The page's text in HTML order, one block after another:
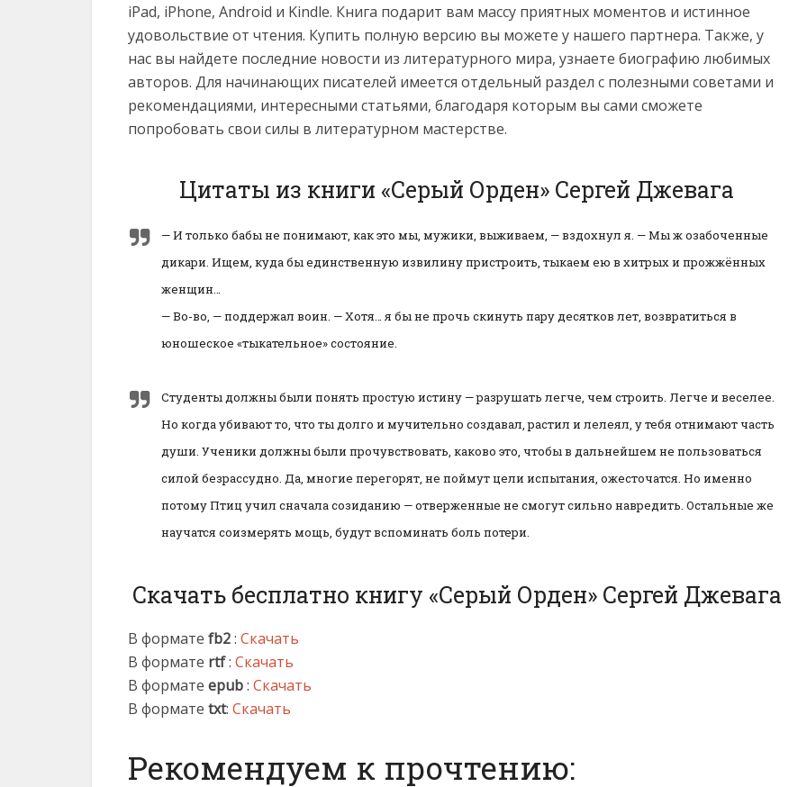
iPad, iPhone, Android и Kindle. Книга подарит вам массу приятных моментов и истинное
удовольствие от чтения. Купить полную версию вы можете у нашего партнера. Также, у
нас вы найдете последние новости из литературного мира, узнаете биографию любимых
авторов. Для начинающих писателей имеется отдельный раздел с полезными советами и
рекомендациями, интересными статьями, благодаря которым вы сами сможете
попробовать свои силы в литературном мастерстве.
Цитаты из книги «Серый Орден» Сергей Джевага
— И только бабы не понимают, как это мы, мужики, выживаем, — вздохнул я. — Мы ж озабоченные
дикари. Ищем, куда бы единственную извилину пристроить, тыкаем ею в хитрых и прожжённых
женщин…
— Во-во, — поддержал воин. — Хотя… я бы не прочь скинуть пару десятков лет, возвратиться в
юношеское «тыкательное» состояние.
Студенты должны были понять простую истину — разрушать легче, чем строить. Легче и веселее.
Но когда убивают то, что ты долго и мучительно создавал, растил и лелеял, у тебя отнимают часть
души. Ученики должны были прочувствовать, каково это, чтобы в дальнейшем не пользоваться
силой безрассудно. Да, многие перегорят, не поймут цели испытания, ожесточатся. Но именно
потому Птиц учил сначала созиданию — отверженные не смогут сильно навредить. Остальные же
научатся соизмерять мощь, будут вспоминать боль потери.
Скачать бесплатно книгу «Серый Орден» Сергей Джевага
В формате fb2: Скачать
В формате rtf: Скачать
В формате epub: Скачать
В формате txt: Скачать
Рекомендуем к прочтению: